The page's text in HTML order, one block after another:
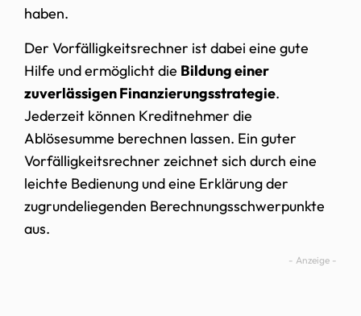
haben.
Der Vorfälligkeitsrechner ist dabei eine gute
Hilfe und ermöglicht die Bildung einer
zuverlässigen Finanzierungsstrategie.
Jederzeit können Kreditnehmer die
Ablösesumme berechnen lassen. Ein guter
Vorfälligkeitsrechner zeichnet sich durch eine
leichte Bedienung und eine Erklärung der
zugrundeliegenden Berechnungsschwerpunkte
aus.